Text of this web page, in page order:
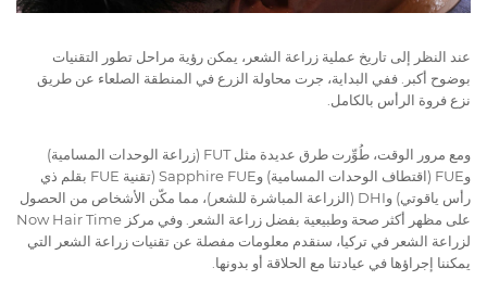
عند النظر إلى تاريخ عملية زراعة الشعر، يمكن رؤية مراحل تطور التقنيات
بوضوح أكبر. ففي البداية، جرت محاولة الزرع في المنطقة الصلعاء عن طريق
نزع فروة الرأس بالكامل.
ومع مرور الوقت، طُوِّرت طرق عديدة مثل FUT (زراعة الوحدات المسامية)
وFUE (اقتطاف الوحدات المسامية) وSapphire FUE (تقنية FUE بقلم ذي
رأس ياقوتي) وDHI (الزراعة المباشرة للشعر)، مما مكّن الأشخاص من الحصول
على مظهر أكثر صحة وطبيعية بفضل زراعة الشعر. وفي مركز Now Hair Time
لزراعة الشعر في تركيا، سنقدم معلومات مفصلة عن تقنيات زراعة الشعر التي
يمكننا إجراؤها في عيادتنا مع الحلاقة أو بدونها.